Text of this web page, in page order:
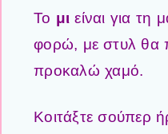
Το μι είναι για τη
φορώ, με στυλ θα
προκαλώ χαμό.
Κοιτάξτε σούπερ